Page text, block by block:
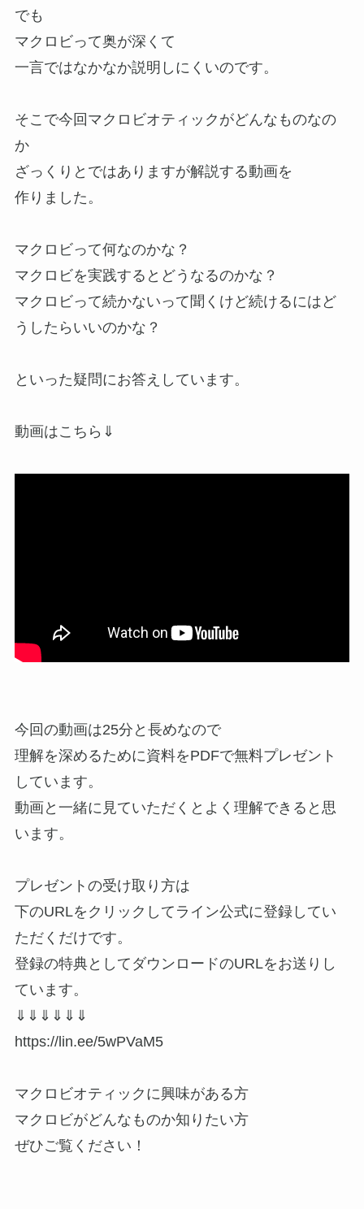
でも
マクロビって奥が深くて
一言ではなかなか説明しにくいのです。
そこで今回マクロビオティックがどんなものなの
か
ざっくりとではありますが解説する動画を
作りました。
マクロビって何なのかな？
マクロビを実践するとどうなるのかな？
マクロビって続かないって聞くけど続けるにはど
うしたらいいのかな？
といった疑問にお答えしています。
動画はこちら⇓
今回の動画は25分と長めなので
理解を深めるために資料をPDFで無料プレゼント
しています。
動画と一緒に見ていただくとよく理解できると思
います。
プレゼントの受け取り方は
下のURLをクリックしてライン公式に登録してい
ただくだけです。
登録の特典としてダウンロードのURLをお送りし
ています。
⇓⇓⇓⇓⇓⇓
https://lin.ee/5wPVaM5
マクロビオティックに興味がある方
マクロビがどんなものか知りたい方
ぜひご覧ください！